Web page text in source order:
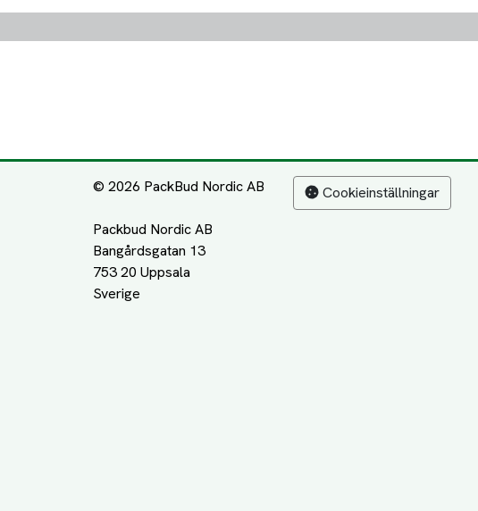
© 2026 PackBud Nordic AB
Packbud Nordic AB
Bangårdsgatan 13
753 20 Uppsala
Cookieinställningar